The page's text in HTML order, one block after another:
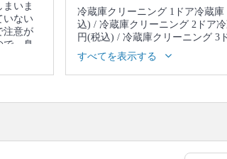
いま
いない
注意が
、臭
冷蔵
があ
冷蔵庫クリーニング 1ドア冷蔵庫
込)
冷蔵庫クリーニング 2ドア
円(税込)
冷蔵庫クリーニング 3
8,000～16,000円(税込)
すべてを表示する